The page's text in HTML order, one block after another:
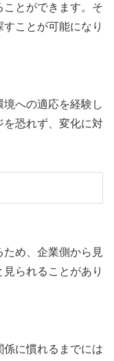
とができます。そ
ことが可能になり
への適応を経験し
を恐れず、変化に対
め、企業側から見
られることがあり
に慣れるまでには